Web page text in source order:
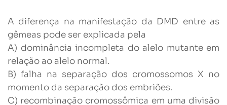
A diferença na manifestação da DMD entre as
gêmeas pode ser explicada pela
A) dominância incompleta do alelo mutante em
relação ao alelo normal.
B) falha na separação dos cromossomos X no
momento da separação dos embriões.
C) recombinação cromossômica em uma divisão